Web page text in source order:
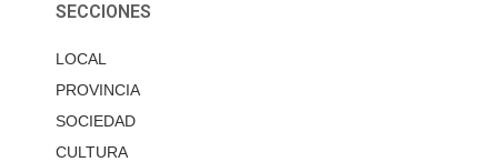
SECCIONES
LOCAL
PROVINCIA
SOCIEDAD
CULTURA